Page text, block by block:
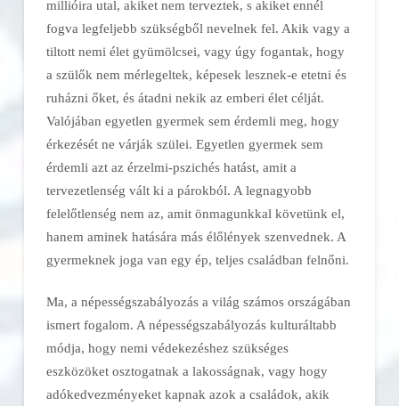
millióira utal, akiket nem terveztek, s akiket ennél
fogva legfeljebb szükségből nevelnek fel. Akik vagy a
tiltott nemi élet gyümölcsei, vagy úgy fogantak, hogy
a szülők nem mérlegeltek, képesek lesznek-e etetni és
ruházni őket, és átadni nekik az emberi élet célját.
Valójában egyetlen gyermek sem érdemli meg, hogy
érkezését ne várják szülei. Egyetlen gyermek sem
érdemli azt az érzelmi-pszichés hatást, amit a
tervezetlenség vált ki a párokból. A legnagyobb
felelőtlenség nem az, amit önmagunkkal követünk el,
hanem aminek hatására más élőlények szenvednek. A
gyermeknek joga van egy ép, teljes családban felnőni.
Ma, a népességszabályozás a világ számos országában
ismert fogalom. A népességszabályozás kulturáltabb
módja, hogy nemi védekezéshez szükséges
eszközöket osztogatnak a lakosságnak, vagy hogy
adókedvezményeket kapnak azok a családok, akik